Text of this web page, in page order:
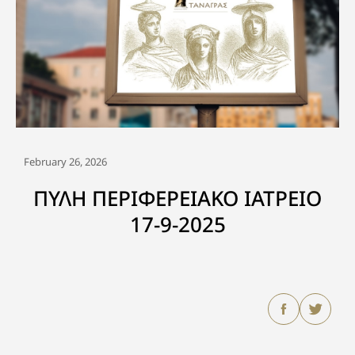
February 26, 2026
ΠΥΛΗ ΠΕΡΙΦΕΡΕΙΑΚΟ ΙΑΤΡΕΙΟ
17-9-2025